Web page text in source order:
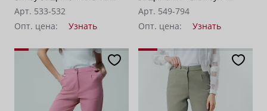
Бастер» серо-синие
Арт. 533-532
Опт. цена:
Узнать
лимонный
Арт. 549-794
Опт. цена:
Узнать